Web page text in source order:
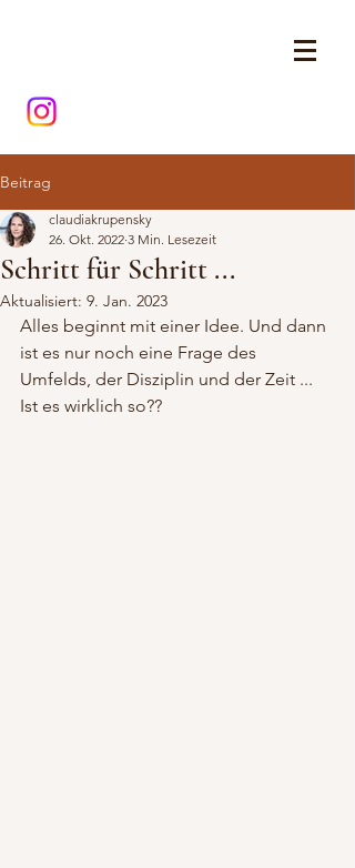
Beitrag
Schritt für Schritt ...
claudiakrupensky
26. Okt. 2022 3 Min. Lesezeit
Aktualisiert: 9. Jan. 2023
Alles beginnt mit einer Idee. Und dann
ist es nur noch eine Frage des
Umfelds, der Disziplin und der Zeit ...
Ist es wirklich so??